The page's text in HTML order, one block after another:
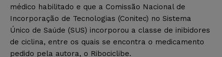
médico habilitado e que a Comissão Nacional de
Incorporação de Tecnologias (Conitec) no Sistema
Único de Saúde (SUS) incorporou a classe de inibidores
de ciclina, entre os quais se encontra o medicamento
pedido pela autora, o Ribociclibe.